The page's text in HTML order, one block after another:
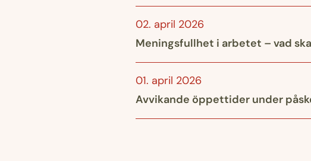
02. april 2026
Meningsfullhet i arbetet – vad
01. april 2026
Avvikande öppettider under